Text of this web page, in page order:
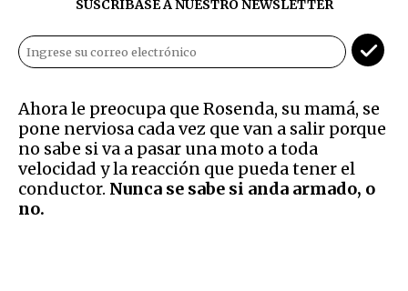
SUSCRÍBASE A NUESTRO NEWSLETTER
Ahora le preocupa que Rosenda, su mamá, se
pone nerviosa cada vez que van a salir porque
no sabe si va a pasar una moto a toda
velocidad y la reacción que pueda tener el
conductor. Nunca se sabe si anda armado, o
no.